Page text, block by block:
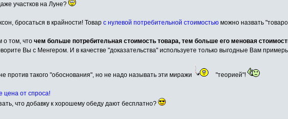
участков на Луне?
бросаться в крайности! Товар с нулевой потребительной стоимостью можно назвать
о том, что чем больше потребительная стоимость товара, тем больше его меновая
Вы с Менгером. И в качестве "доказательства" используете только выгодные Вам
против такого "обоснования", но не надо называть эти миражи "теорией"!
цена от спроса!
что добавку к хорошему обеду дают бесплатно?